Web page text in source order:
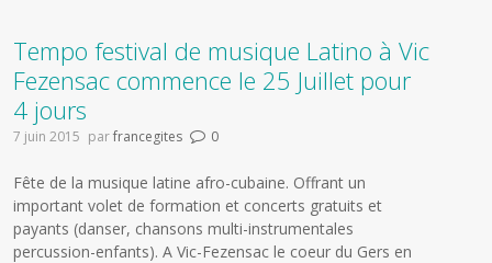
Tempo festival de musique Latino à Vic
Fezensac commence le 25 Juillet pour
4 jours
7 juin 2015 parfrancegites 0
Fête de la musique latine afro-cubaine. Offrant un
important volet de formation et concerts gratuits et
payants (danser, chansons multi-instrumentales
percussion-enfants). A Vic-Fezensac le coeur du Gers en